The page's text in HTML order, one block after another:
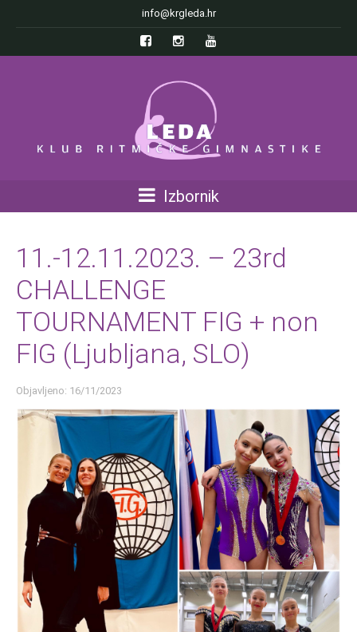
info@krgleda.hr
Izbornik
11.-12.11.2023. – 23rd
CHALLENGE
TOURNAMENT FIG + non
FIG (Ljubljana, SLO)
Objavljeno: 16/11/2023